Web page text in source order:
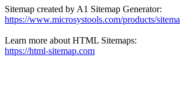
Sitemap created by A1 Sitemap Generator:
https://www.microsystools.com/products/
Learn more about HTML Sitemaps:
https://html-sitemap.com